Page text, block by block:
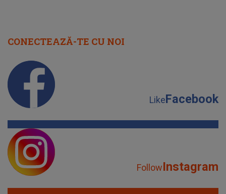
CONECTEAZĂ-TE CU NOI
LikeFacebook
FollowInstagram